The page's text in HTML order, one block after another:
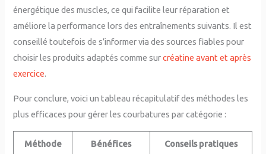
énergétique des muscles, ce qui facilite leur réparation et
améliore la performance lors des entraînements suivants. Il est
conseillé toutefois de s’informer via des sources fiables pour
choisir les produits adaptés comme surcréatine avant et après
exercice.
Pour conclure, voici un tableau récapitulatif des méthodes les
plus efficaces pour gérer les courbatures par catégorie :
Méthode Bénéfices Conseils pratiques